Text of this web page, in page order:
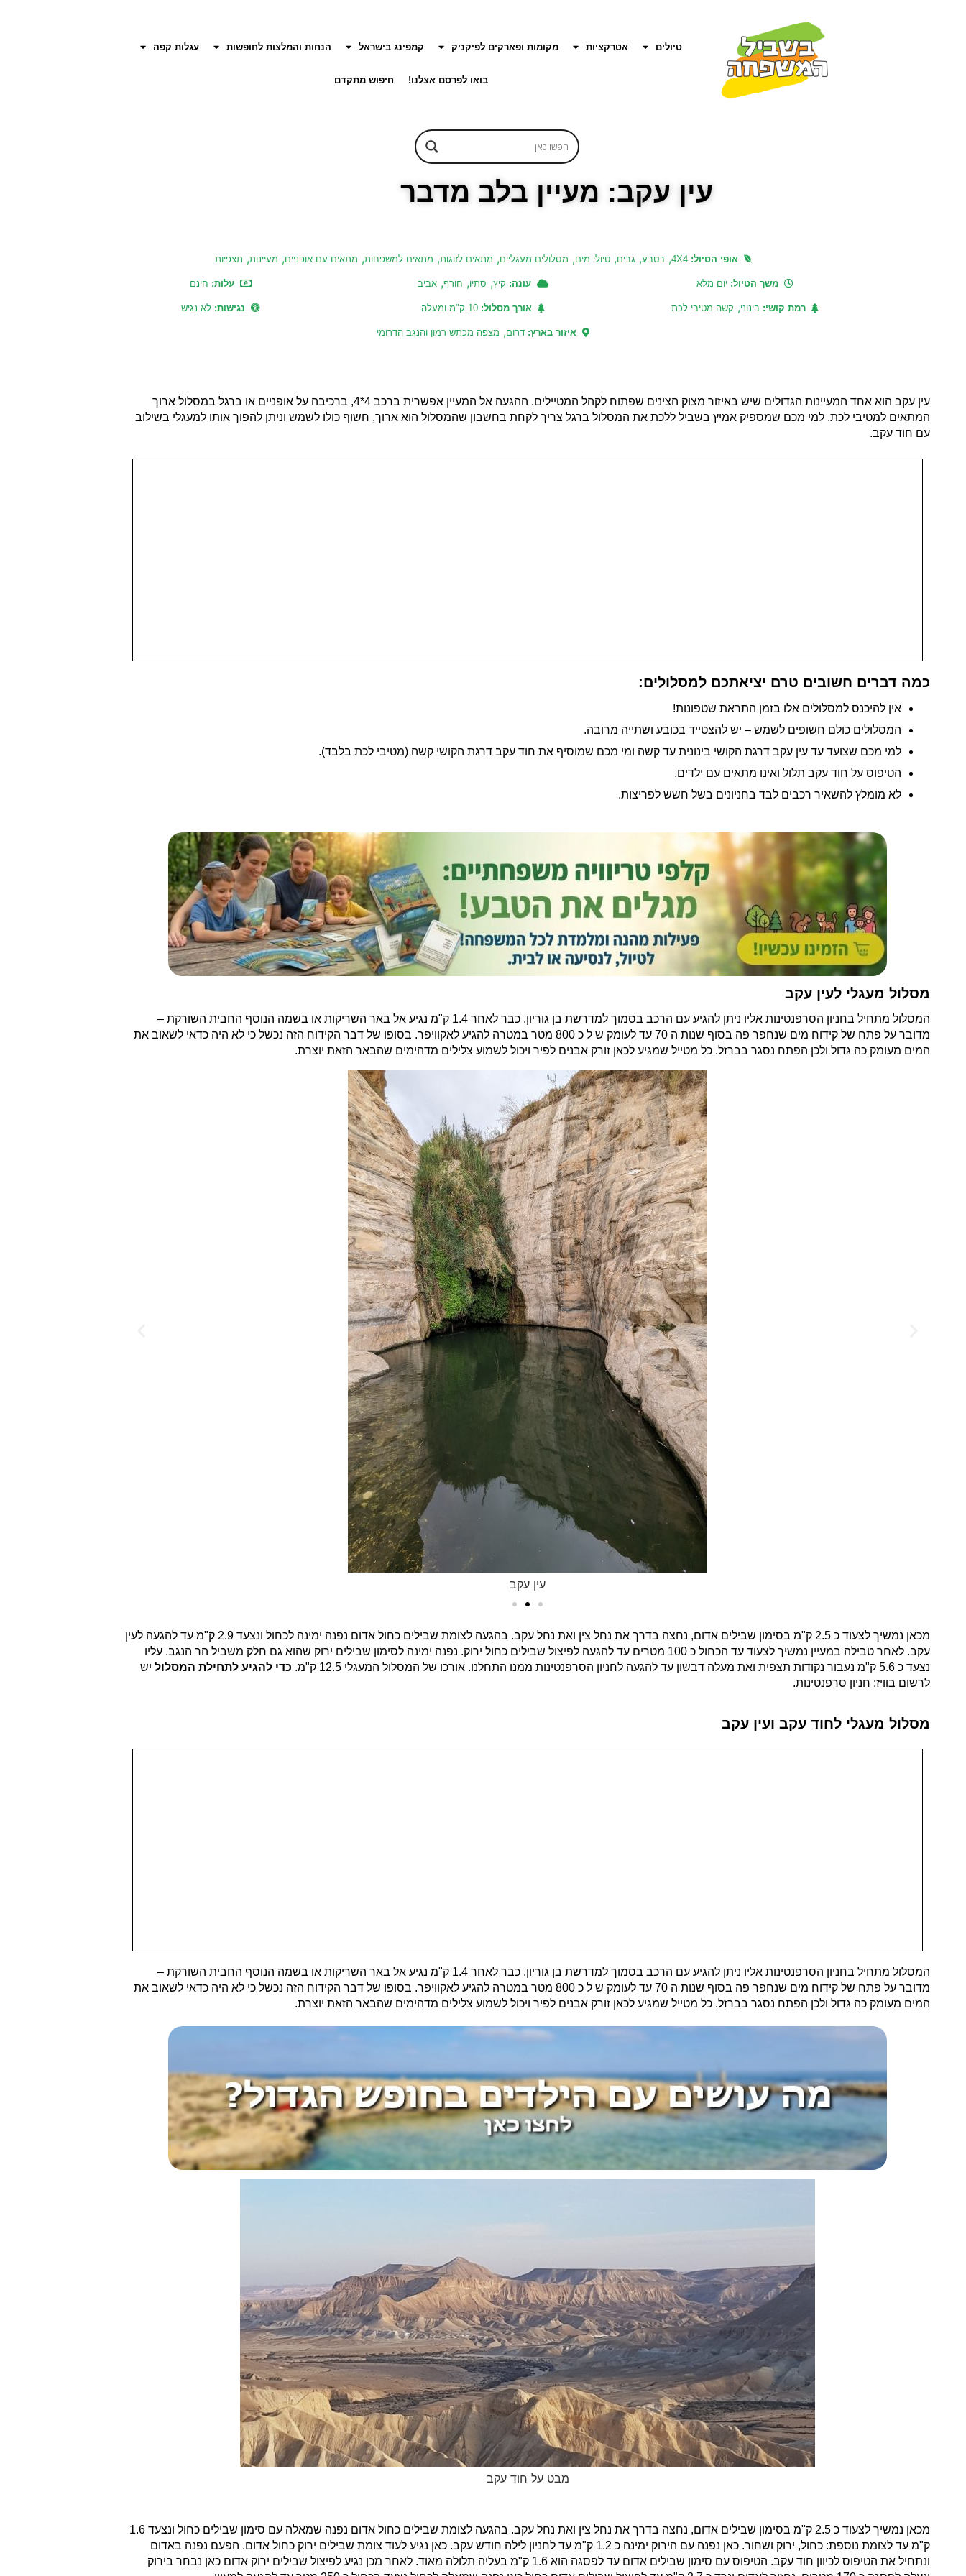
טיולים אטרקציות מקומות ופארקים לפיקניק קמפינג בישראל הנחות והמלצות לחופשות עגלות קפה
בואו לפרסם אצלנו! חיפוש מתקדם
עין עקב: מעיין בלב מדבר
אופי הטיול:4X4
, בטבע, גבים, טיולי מים, מסלולים מעגליים, מתאים לזוגות, מתאים למשפחות, מתאים עם אופניים, מעיינות, תצפיות
משך הטיול: יום מלא עונה: קיץ, סתיו, חורף, אביב עלות: חינם
רמת קושי: בינוני, קשה מטיבי לכת אורך מסלול: 10 ק"מ ומעלה נגישות: לא נגיש
איזור בארץ: דרום, מצפה מכתש רמון והנגב הדרומי
עין עקב הוא אחד המעיינות הגדולים שיש באיזור מצוק הצינים שפתוח לקהל המטיילים. ההגעה אל המעיין אפשרית ברכב 4*4, ברכיבה על אופניים או ברגל במסלול ארוך
המתאים למטיבי לכת. למי מכם שמספיק אמיץ בשביל ללכת את המסלול ברגל צריך לקחת בחשבון שהמסלול הוא ארוך, חשוף כולו לשמש וניתן להפוך אותו למעגלי בשילוב
עם חוד עקב.
כמה דברים חשובים טרם יציאתכם למסלולים:
אין להיכנס למסלולים אלו בזמן התראת שטפונות!
המסלולים כולם חשופים לשמש – יש להצטייד בכובע ושתייה מרובה.
למי מכם שצועד עד עין עקב דרגת הקושי בינונית עד קשה ומי מכם שמוסיף את חוד עקב דרגת הקושי קשה (מטיבי לכת בלבד).
הטיפוס על חוד עקב תלול ואינו מתאים עם ילדים.
לא מומלץ להשאיר רכבים לבד בחניונים בשל חשש לפריצות.
מסלול מעגלי לעין עקב
המסלול מתחיל בחניון הסרפנטינות אליו ניתן להגיע עם הרכב בסמוך למדרשת בן גוריון. כבר לאחר 1.4 ק"מ נגיע אל באר השריקות או בשמה הנוסף החבית השורקת –
מדובר על פתח של קידוח מים שנחפר פה בסוף שנות ה 70 עד לעומק ש ל כ 800 מטר במטרה להגיע לאקוויפר. בסופו של דבר הקידוח הזה נכשל כי לא היה כדאי לשאוב את
המים מעומק כה גדול ולכן הפתח נסגר בברזל. כל מטייל שמגיע לכאן זורק אבנים לפיר ויכול לשמוע צלילים מדהימים שהבאר הזאת יוצרת.
עין עקב
מכאן נמשיך לצעוד כ 2.5 ק"מ בסימון שבילים אדום, נחצה בדרך את נחל צין ואת נחל עקב. בהגעה לצומת שבילים כחול אדום נפנה ימינה לכחול ונצעד 2.9 ק"מ עד להגעה לעין
עקב. לאחר טבילה במעיין נמשיך לצעוד עד הכחול כ 100 מטרים עד להגעה לפיצול שבילים כחול ירוק. נפנה ימינה לסימון שבילים ירוק שהוא גם חלק משביל הר הנגב. עליו
נצעד כ 5.6 ק"מ נעבור נקודות תצפית ואת מעלה דבשון עד להגעה לחניון הסרפנטינות ממנו התחלנו. אורכו של המסלול המעגלי 12.5 ק"מ.
כדי להגיע לתחילת המסלול יש
לרשום בוויז: חניון סרפנטינות.
מסלול מעגלי לחוד עקב ועין עקב
המסלול מתחיל בחניון הסרפנטינות אליו ניתן להגיע עם הרכב בסמוך למדרשת בן גוריון. כבר לאחר 1.4 ק"מ נגיע אל באר השריקות או בשמה הנוסף החבית השורקת –
מדובר על פתח של קידוח מים שנחפר פה בסוף שנות ה 70 עד לעומק ש ל כ 800 מטר במטרה להגיע לאקוויפר. בסופו של דבר הקידוח הזה נכשל כי לא היה כדאי לשאוב את
המים מעומק כה גדול ולכן הפתח נסגר בברזל. כל מטייל שמגיע לכאן זורק אבנים לפיר ויכול לשמוע צלילים מדהימים שהבאר הזאת יוצרת.
מבט על חוד עקב
מכאן נמשיך לצעוד כ 2.5 ק"מ בסימון שבילים אדום, נחצה בדרך את נחל צין ואת נחל עקב. בהגעה לצומת שבילים כחול אדום נפנה שמאלה עם סימון שבילים כחול ונצעד 1.6
ק"מ עד לצומת נוספת: כחול, ירוק ושחור. כאן נפנה עם הירוק ימינה כ 1.2 ק"מ עד לחניון לילה חודש עקב. כאן נגיע לעוד צומת שבילים ירוק כחול אדום. הפעם נפנה באדום
ונתחיל את הטיפוס לכיוון חוד עקב. הטיפוס עם סימון שבילים אדום עד לפסגה הוא 1.6 ק"מ בעליה תלולה מאוד. לאחר מכן נגיע לפיצול שבילים ירוק אדום כאן נבחר בירוק